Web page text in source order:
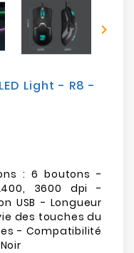

Light - R8 -
: 6 boutons -
3600 dpi -
USB - Longueur
des touches du
- Compatibilité